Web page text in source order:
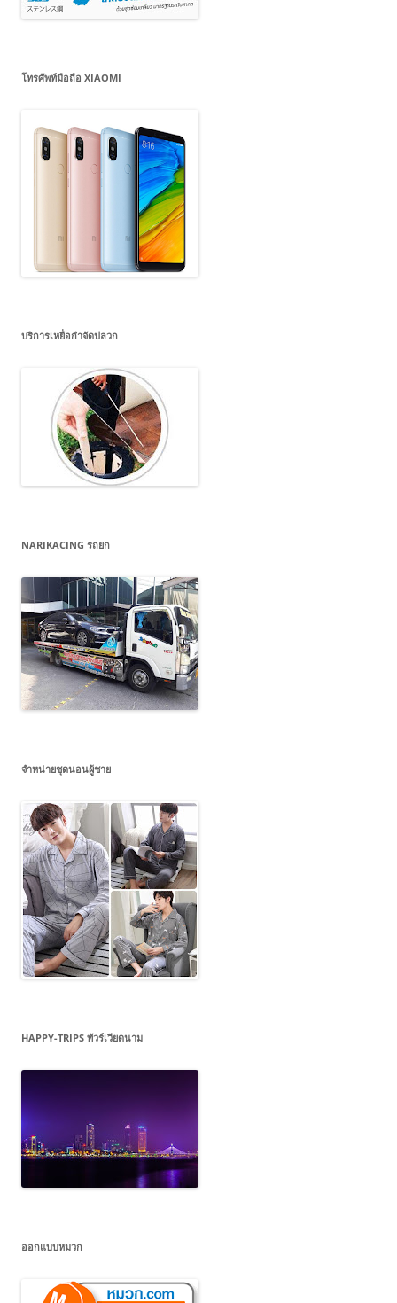
โทรศัพท์มือถือ XIAOMI
บริการเหยื่อกำจัดปลวก
NARIKACING รถยก
จำหน่ายชุดนอนผู้ชาย
HAPPY-TRIPS ทัวร์เวียดนาม
ออกแบบหมวก